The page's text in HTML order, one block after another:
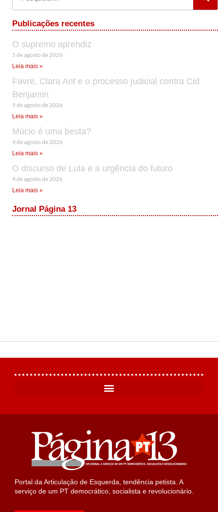
Publicações recentes
O supremo aprendiz
5 de agosto de 2026
Leia mais »
Favre, Clara Ant e o processo judicial contra Cid
Benjamin
5 de agosto de 2026
Leia mais »
Múcio é uma besta?
4 de agosto de 2026
Leia mais »
O discurso de Lula e a urgência do futuro
4 de agosto de 2026
Leia mais »
Jornal Página 13
Portal da Articulação de Esquerda, tendência petista. A
serviço de um PT democrático, socialista e revolucionário.